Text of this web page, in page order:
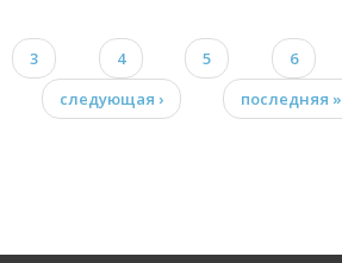
3 4 5 6
следующая › последняя »